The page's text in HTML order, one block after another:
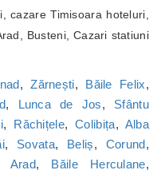
cazare Timisoara hoteluri,
Busteni, Cazari statiuni
,Zărnești, Băile Felix,
, Lunca de Jos, Sfântu
, Răchițele,Colibița, Alba
, Sovata, Beliș, Corund,
Arad, Băile Herculane,